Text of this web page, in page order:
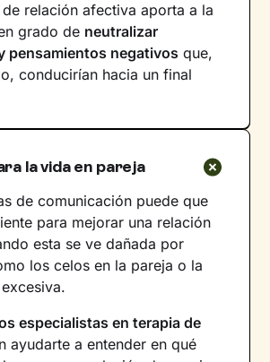
relación afectiva aporta a la
grado de neutralizar
pensamientos negativos que,
conducirían hacia un final
la vida en pareja
de comunicación puede que
para mejorar una relación
esta se ve dañada por
los celos en la pareja o la
especialistas en terapia de
ayudarte a entender en qué